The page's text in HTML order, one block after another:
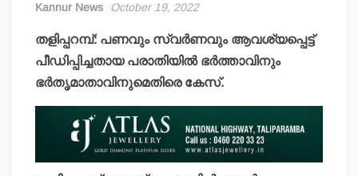
Kannur News October 19, 2022
തളിപ്പറമ്പ്: പണവും സ്വര്‍ണവും ആവശ്യപ്പെട്ട്
പീഡിപ്പിച്ചതായ പരാതിയില്‍ ഭര്‍ത്താവിനും
ഭര്‍തൃമാതാവിനുമെതിരെ കേസ്.